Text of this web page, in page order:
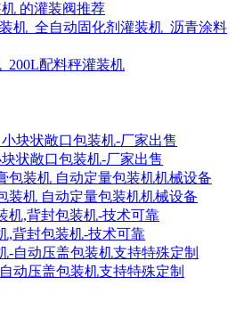
的灌装阀推荐
机_全自动固化剂灌装机_沥青涂料
配料秤灌装机
状敞口包装机-厂家出售
装机 自动定量包装机机械设备
,背封包装机-技术可靠
动压盖包装机支持特殊定制